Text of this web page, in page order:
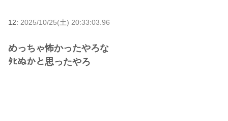
12: 2025/10/25(土) 20:33:03.96
めっちゃ怖かったやろな
ﾀﾋぬかと思ったやろ